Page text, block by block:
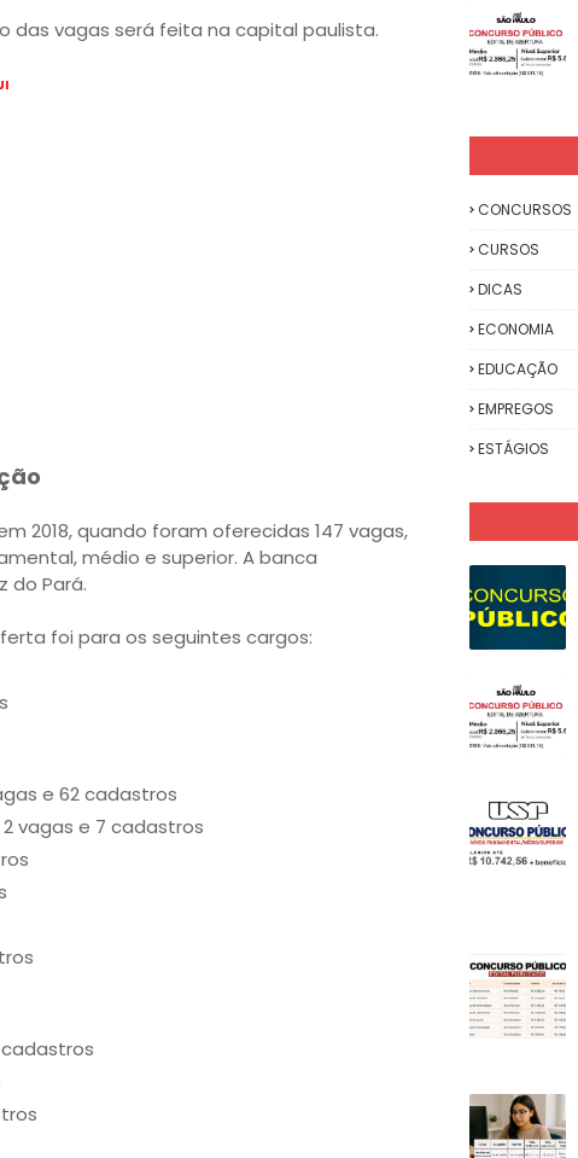
das vagas será feita na capital paulista.
2018, quando foram oferecidas 147 vagas,
médio e superior. A banca
do Pará.
foi para os seguintes cargos:
e 62 cadastros
vagas e 7 cadastros
CONCURSOS
CURSOS
DICAS
ECONOMIA
EDUCAÇÃO
EMPREGOS
ESTÁGIOS